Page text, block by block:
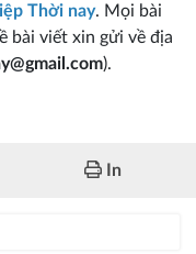
Thời nay. Mọi bài
bài viết xin gửi về địa
).
In